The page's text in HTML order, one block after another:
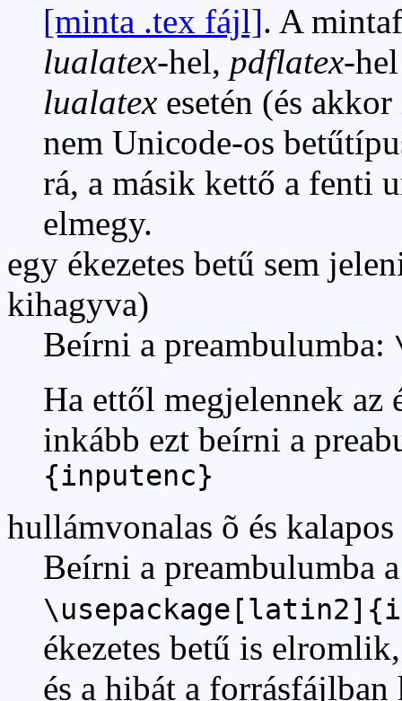
[minta .tex fájl]. A
lualatex-hel, pdflatex-
lualatex esetén (és
nem Unicode-os
rá, a másik kettő a fenti
elmegy.
egy ékezetes betű sem
kihagyva)
Beírni a preambulumba:
Ha ettől megjelennek az
inkább ezt beírni a
{inputenc}
hullámvonalas õ és
Beírni a preambulumba
ékezetes betű is
és a hibát a